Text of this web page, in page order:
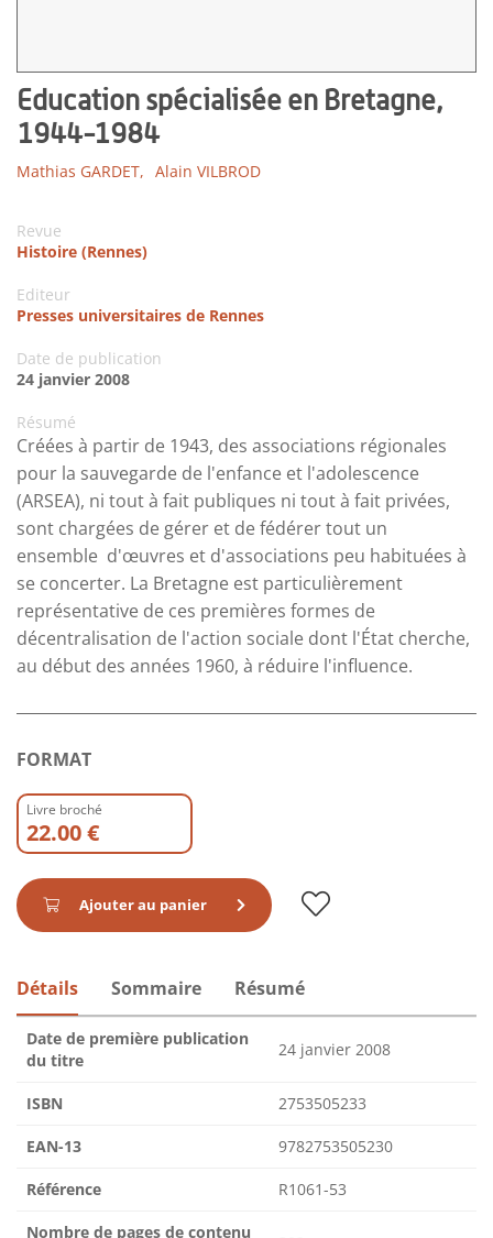
Education spécialisée en Bretagne,
1944-1984
Mathias GARDET, Alain VILBROD
Revue
Histoire (Rennes)
Editeur
Presses universitaires de Rennes
Date de publication
24 janvier 2008
Résumé
Créées à partir de 1943, des associations régionales
pour la sauvegarde de l'enfance et l'adolescence
(ARSEA), ni tout à fait publiques ni tout à fait privées,
sont chargées de gérer et de fédérer tout un
ensemble d'œuvres et d'associations peu habituées à
se concerter. La Bretagne est particulièrement
représentative de ces premières formes de
décentralisation de l'action sociale dont l'État cherche,
au début des années 1960, à réduire l'influence.
FORMAT
Livre broché
22.00 €
Ajouter au panier
Détails Sommaire Résumé
Date de première publication
du titre
24 janvier 2008
ISBN 2753505233
EAN-13 9782753505230
Référence R1061-53
Nombre de pages de contenu